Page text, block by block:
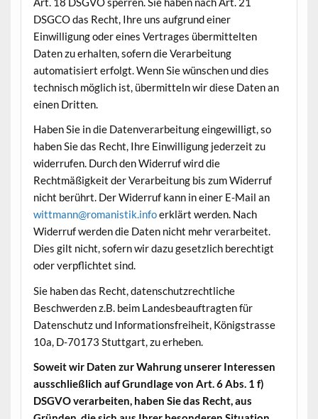
DSGCO das Recht, Ihre uns aufgrund einer
Einwilligung oder eines Vertrages übermittelten
Daten zu erhalten, sofern die Verarbeitung
automatisiert erfolgt. Wenn Sie wünschen und dies
technisch möglich ist, übermitteln wir diese Daten an
einen Dritten.
Haben Sie in die Datenverarbeitung eingewilligt, so
haben Sie das Recht, Ihre Einwilligung jederzeit zu
widerrufen. Durch den Widerruf wird die
Rechtmäßigkeit der Verarbeitung bis zum Widerruf
nicht berührt. Der Widerruf kann in einer E-Mail an
wittmann@romanistik.infoerklärt werden. Nach
Widerruf werden die Daten nicht mehr verarbeitet.
Dies gilt nicht, sofern wir dazu gesetzlich berechtigt
oder verpflichtet sind.
Sie haben das Recht, datenschutzrechtliche
Beschwerden z.B. beim Landesbeauftragten für
Datenschutz und Informationsfreiheit, Königstrasse
10a, D-70173 Stuttgart, zu erheben.
Soweit wir Daten zur Wahrung unserer Interessen
ausschließlich auf Grundlage von Art. 6 Abs. 1 f)
DSGVO verarbeiten, haben Sie das Recht, aus